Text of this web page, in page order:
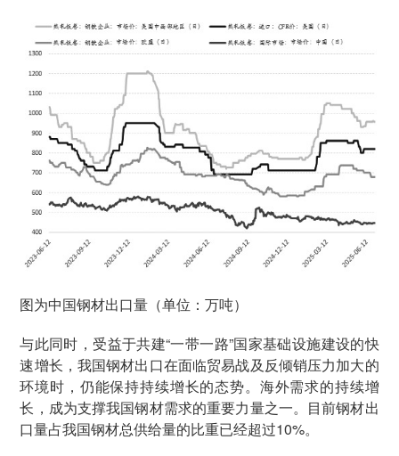
图为中国钢材出口量（单位：万吨）
与此同时，受益于共建“一带一路”国家基础设施建设的快
速增长，我国钢材出口在面临贸易战及反倾销压力加大的
环境时，仍能保持持续增长的态势。海外需求的持续增
长，成为支撑我国钢材需求的重要力量之一。目前钢材出
口量占我国钢材总供给量的比重已经超过10%。